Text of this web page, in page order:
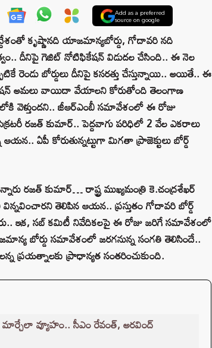
Add as a preferred
source on google
కృష్ణానది యాజమాన్యబోర్డు, గోదావరి నది
దీనిపై గెజిట్‌ నోటిఫికేషన్‌ విడుదల చేసింది.. ఈ నెల
రెండు బోర్డులు దీనిపై కసరత్తు చేస్తున్నాయి.. అయితే.. ఈ
అమలు వాయిదా వేయాలని కోరుతోంది తెలంగాణ
వెళ్తుందని.. జీఆర్‌ఎంబీ సమావేశంలో ఈ రోజు
రజత్ కుమార్.. పెద్దవాగు పరిధిలో 2 వేల ఎకరాలు
ఏపీ కోరుతున్నట్టుగా మిగతా ప్రాజెక్టులు బోర్డ్
రజత్‌ కుమార్… రాష్ట్ర ముఖ్యమంత్రి కె.చంద్రశేఖర్
తెలిపిన ఆయన.. ప్రస్తుతం గోదావరి బోర్డ్
ఇక, సబ్ కమిటీ నివేదికలపై ఈ రోజు జరిగే సమావేశంలో
బోర్డు సమావేశంలో జరగనున్న సంగతి తెలిసిందే..
ప్రాధాన్యత సంతరించుకుంది.
మార్చేలా వ్యూహం.. సీఎం రేవంత్, అరవింద్